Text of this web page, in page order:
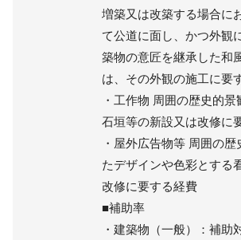
増築又は改築する場合に
て公道に面し、かつ外観
築物の意匠を継承した和
は、その外観の施工に要
・工作物 周囲の歴史的景
石垣等の新設又は改修に
・屋外広告物等 周囲の
たデザインや色彩とする
改修に要する経費
■補助率
・建築物（一般）：補助